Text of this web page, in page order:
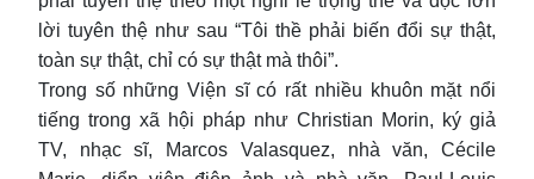
lời tuyên thệ như sau “Tôi thề phải biến đổi sự thật,
toàn sự thật, chỉ có sự thật mà thôi”.
Trong số những Viện sĩ có rất nhiều khuôn mặt nổi
tiếng trong xã hội pháp như Christian Morin, ký giả
TV, nhạc sĩ, Marcos Valasquez, nhà văn, Cécile